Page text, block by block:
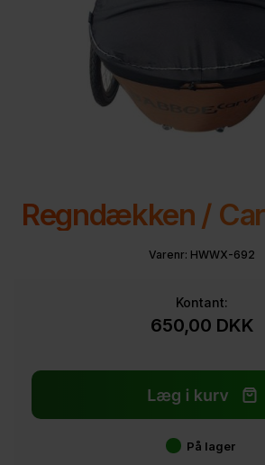
Regndækken /
Varenr: HWWX-692
Kontant:
650,00 DKK
På lager